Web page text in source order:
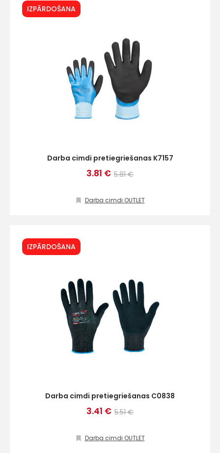
IZPĀRDOŠANA
Darba cimdi pretiegriešanas K7157
3.81 € 5.81 €
Darba cimdi OUTLET
IZPĀRDOŠANA
Darba cimdi pretiegriešanas C0838
3.41 € 5.51 €
Darba cimdi OUTLET